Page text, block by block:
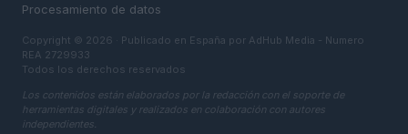
Procesamiento de datos
Copyright © 2026 · Publicado en España por AdHub Media - Numero
REA 2729933
Todos los derechos reservados
Los contenidos están elaborados por la redacción con el soporte de
herramientas digitales y realizados en colaboración con autores
independientes.